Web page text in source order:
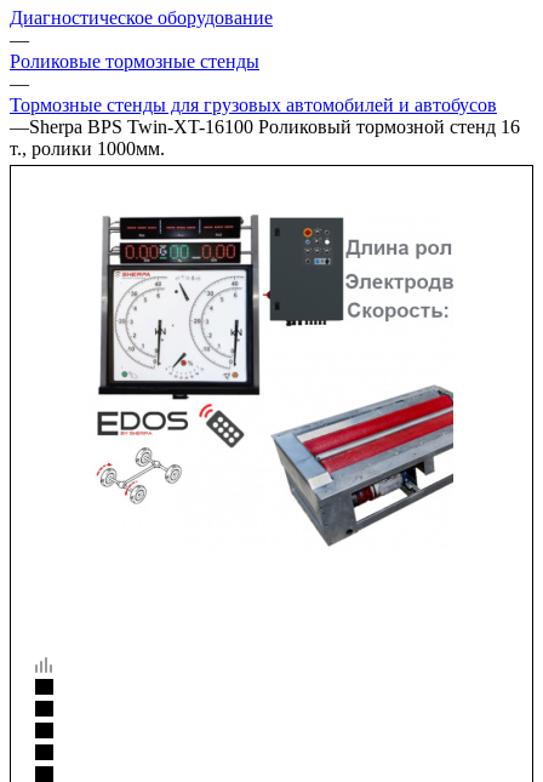
Диагностическое оборудование
—
Роликовые тормозные стенды
—
Тормозные стенды для грузовых автомобилей и автобусов
—Sherpa BPS Twin-XT-16100 Роликовый тормозной стенд 16
т., ролики 1000мм.